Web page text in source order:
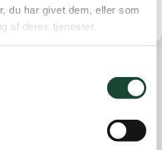
du har givet dem, eller som
af deres tjenester.